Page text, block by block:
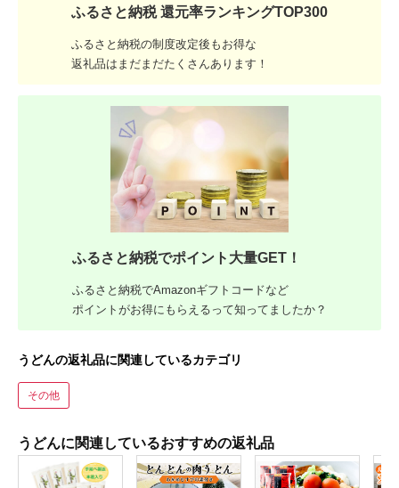
ふるさと納税 還元率ランキングTOP300
ふるさと納税の制度改定後もお得な
返礼品はまだまだたくさんあります！
ふるさと納税でポイント大量GET！
ふるさと納税でAmazonギフトコードなど
ポイントがお得にもらえるって知ってましたか？
うどんの返礼品に関連しているカテゴリ
その他
うどんに関連しているおすすめの返礼品